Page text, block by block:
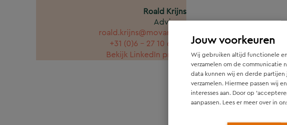
Jouw voorkeuren
Wij gebruiken altijd functionele
verzamelen om de communicatie
data kunnen wij en derde
verzamelen. Hiermee passen wij
interesses aan. Door op
aanpassen. Lees er meer over in
Roald Krijns
Adviseur
roald.krijns@movares.nl
+31 (0)6 - 27 10 62 97
Bekijk LinkedIn profiel